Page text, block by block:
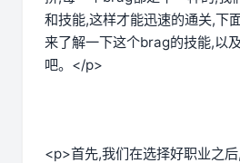
和技能,这样才能迅速的通关,下
来了解一下这个brag的技能,以
吧。</p>
<p>首先,我们在选择好职业之